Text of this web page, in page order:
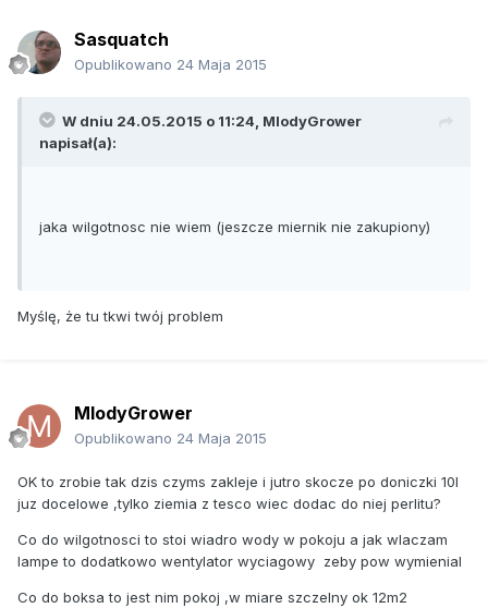
Sasquatch
Opublikowano 24 Maja 2015
W dniu 24.05.2015 o 11:24, MlodyGrower
napisał(a):
jaka wilgotnosc nie wiem (jeszcze miernik nie zakupiony)
Myślę, że tu tkwi twój problem
MlodyGrower
Opublikowano 24 Maja 2015
OK to zrobie tak dzis czyms zakleje i jutro skocze po doniczki 10l
juz docelowe ,tylko ziemia z tesco wiec dodac do niej perlitu?
Co do wilgotnosci to stoi wiadro wody w pokoju a jak wlaczam
lampe to dodatkowo wentylator wyciagowy zeby pow wymienial
Co do boksa to jest nim pokoj ,w miare szczelny ok 12m2